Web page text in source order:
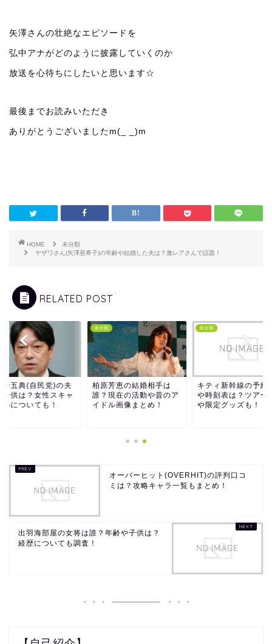
矢澤さんの壮絶なエピソードを
弘中アナがどのように披露していくのか
放送を心待ちにしたいと思います☆
最後までお読みいただき
ありがとうございましたm(_ _)m
HOME
未分類
ヤザワさん(矢澤亜希子)の年齢や結婚した夫は？激レアさんで話題！
RELATED POST
寺五典(自民党)の夫
子供は？女性スキャ
ルについても！
未分類
柏原芳恵の結婚相手は
誰？現在の活動や昔のア
イドル画像まとめ！
未分類
キティ新幹線の予約
や時刻表は？ツアー
や限定グッズも！
オーバーヒット(OVERHIT)の評判口コ
ミは？攻略キャラ一覧もまとめ！
出羽海部屋の女将は誰？年齢や子供は？
経歴についても調査！